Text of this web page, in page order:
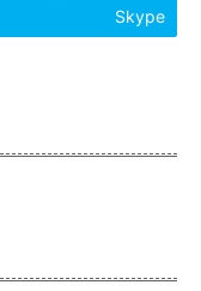
Skype